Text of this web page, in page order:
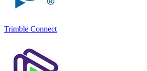
Trimble Connect